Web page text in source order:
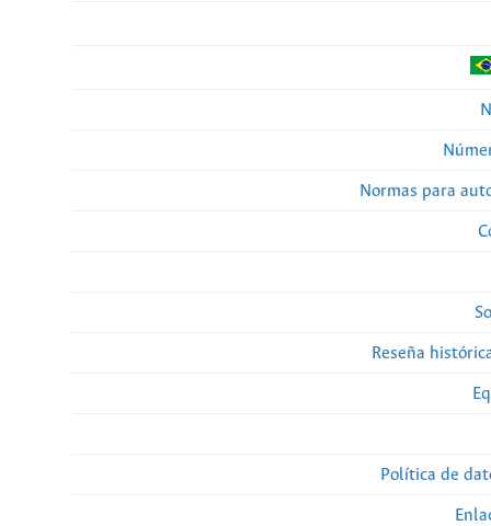
Normas para
Reseña
Política de